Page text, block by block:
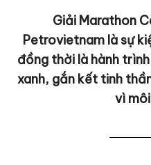
Giải Marathon
Petrovietnam là sự
đồng thời là hành
xanh, gắn kết tinh
vì